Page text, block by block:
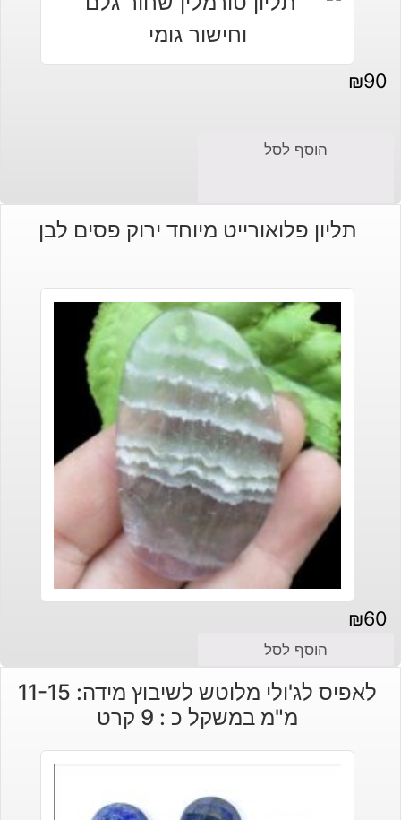
₪90
הוסף לסל
תליון פלואורייט מיוחד ירוק פסים לבן
₪60
הוסף לסל
לאפיס לג'ולי מלוטש לשיבוץ מידה: 11-15
מ"מ במשקל כ : 9 קרט